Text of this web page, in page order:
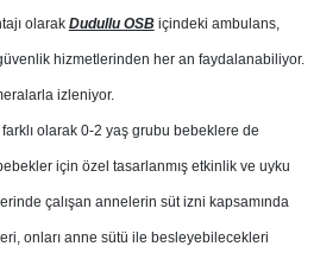
olarak Dudullu OSBiçindeki ambulans,
hizmetlerinden her an faydalanabiliyor.
izleniyor.
olarak 0-2 yaş grubu bebeklere de
için özel tasarlanmış etkinlik ve uyku
çalışan annelerin süt izni kapsamında
onları anne sütü ile besleyebilecekleri